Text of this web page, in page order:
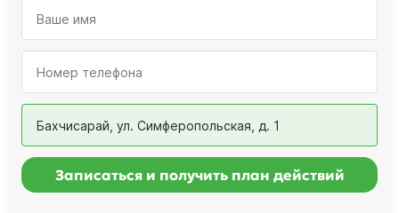
Бахчисарай, ул. Симферопольская, д. 1
Записаться и получить план действий